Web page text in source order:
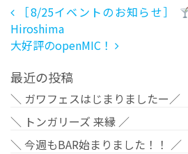
投稿ナビゲーシ
［8/25イベントのお知らせ］
Hiroshima
大好評のopenMIC！
最近の投稿
＼ ガワフェスはじまりましたー／
＼ トンガリーズ 来縁 ／
＼ 今週もBAR始まりました！！ ／